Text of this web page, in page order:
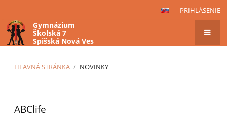
PRIHLÁSENIE
Gymnázium
Školská 7
Spišská Nová Ves
HLAVNÁ STRÁNKA / NOVINKY
ABClife